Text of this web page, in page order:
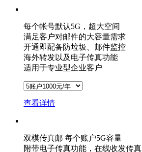
每个帐号默认5G，超大空间
满足客户对邮件的大容量需求
开通即配备防垃圾、邮件监控
海外转发以及电子传真功能
适用于专业型企业客户
查看详情
双模传真邮 每个账户5G容量
附带电子传真功能，在线收发传真